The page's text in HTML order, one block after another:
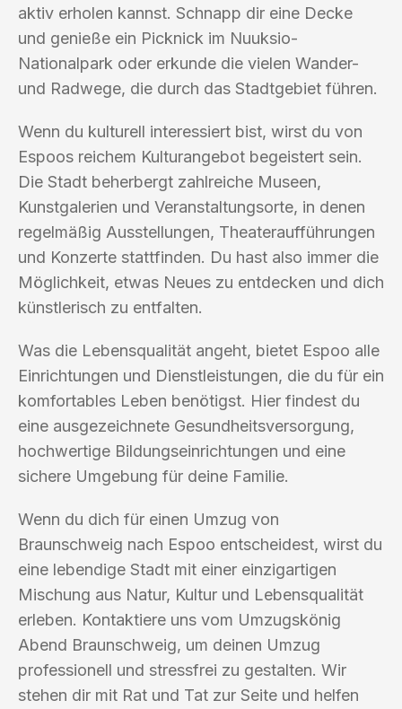
aktiv erholen kannst. Schnapp dir eine Decke
und genieße ein Picknick im Nuuksio-
Nationalpark oder erkunde die vielen Wander-
und Radwege, die durch das Stadtgebiet führen.
Wenn du kulturell interessiert bist, wirst du von
Espoos reichem Kulturangebot begeistert sein.
Die Stadt beherbergt zahlreiche Museen,
Kunstgalerien und Veranstaltungsorte, in denen
regelmäßig Ausstellungen, Theateraufführungen
und Konzerte stattfinden. Du hast also immer die
Möglichkeit, etwas Neues zu entdecken und dich
künstlerisch zu entfalten.
Was die Lebensqualität angeht, bietet Espoo alle
Einrichtungen und Dienstleistungen, die du für ein
komfortables Leben benötigst. Hier findest du
eine ausgezeichnete Gesundheitsversorgung,
hochwertige Bildungseinrichtungen und eine
sichere Umgebung für deine Familie.
Wenn du dich für einen Umzug von
Braunschweig nach Espoo entscheidest, wirst du
eine lebendige Stadt mit einer einzigartigen
Mischung aus Natur, Kultur und Lebensqualität
erleben. Kontaktiere uns vom Umzugskönig
Abend Braunschweig, um deinen Umzug
professionell und stressfrei zu gestalten. Wir
stehen dir mit Rat und Tat zur Seite und helfen